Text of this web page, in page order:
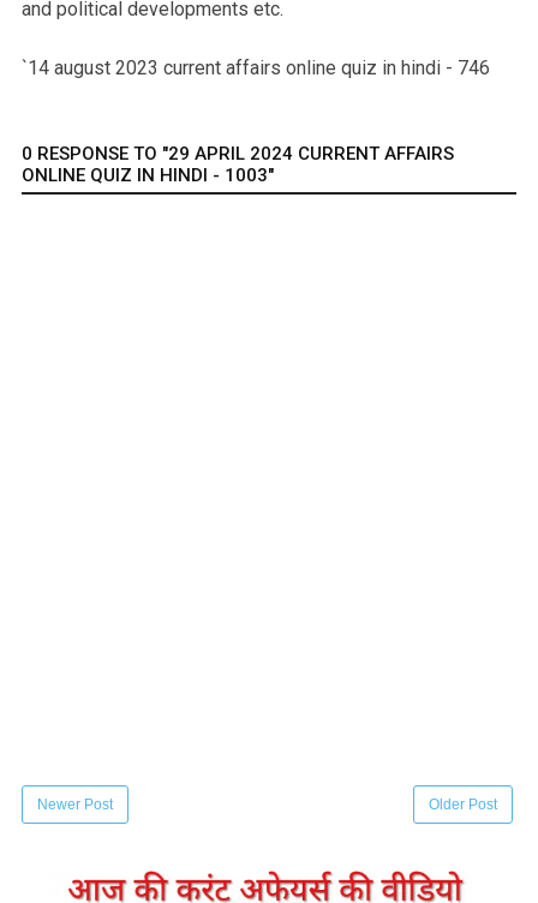
and political developments etc.
`14 august 2023 current affairs online quiz in hindi - 746
0 RESPONSE TO "29 APRIL 2024 CURRENT AFFAIRS
ONLINE QUIZ IN HINDI - 1003"
Newer Post Older Post